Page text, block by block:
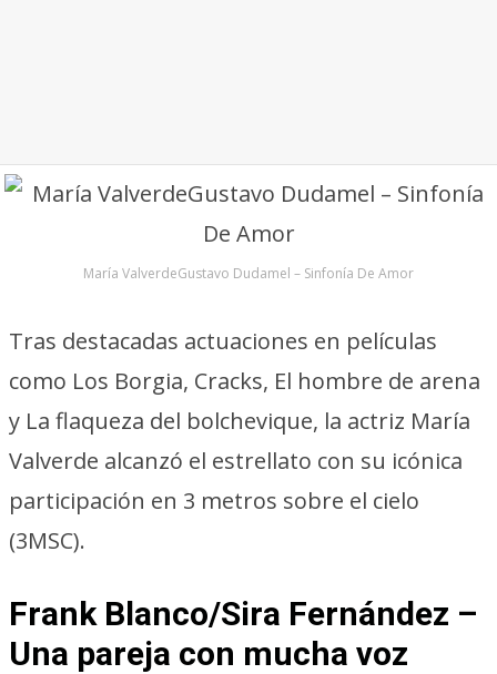
María ValverdeGustavo Dudamel – Sinfonía De Amor
Tras destacadas actuaciones en películas
como Los Borgia, Cracks, El hombre de arena
y La flaqueza del bolchevique, la actriz María
Valverde alcanzó el estrellato con su icónica
participación en 3 metros sobre el cielo
(3MSC).
Frank Blanco/Sira Fernández –
Una pareja con mucha voz